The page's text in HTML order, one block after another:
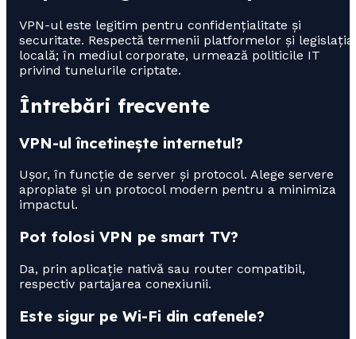
VPN-ul este legitim pentru confidențialitate și
securitate. Respectă termenii platformelor și legislația
locală; în mediul corporate, urmează politicile IT
privind tunelurile criptate.
Întrebări frecvente
VPN-ul încetinește internetul?
Ușor, în funcție de server și protocol. Alege servere
apropiate și un protocol modern pentru a minimiza
impactul.
Pot folosi VPN pe smart TV?
Da, prin aplicație nativă sau router compatibil,
respectiv partajarea conexiunii.
Este sigur pe Wi-Fi din cafenele?